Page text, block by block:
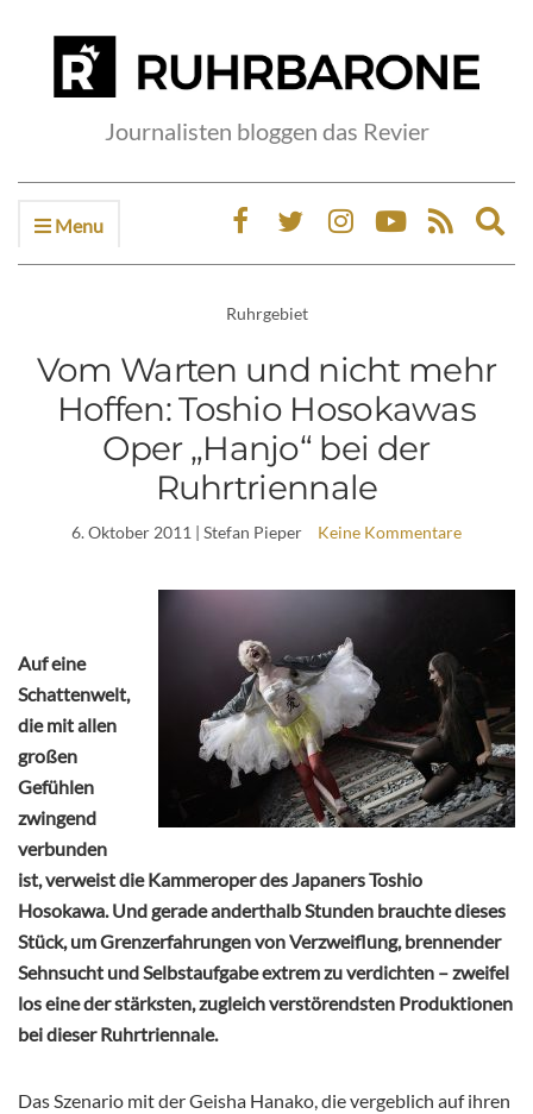
Journalisten bloggen das Revier
Menu
Ruhrgebiet
Vom Warten und nicht mehr
Hoffen: Toshio Hosokawas
Oper „Hanjo“ bei der
Ruhrtriennale
6. Oktober 2011 | Stefan Pieper Keine Kommentare
Auf eine
Schattenwelt,
die mit allen
großen
Gefühlen
zwingend
verbunden
ist, verweist die Kammeroper des Japaners Toshio
Hosokawa. Und gerade anderthalb Stunden brauchte dieses
Stück, um Grenzerfahrungen von Verzweiflung, brennender
Sehnsucht und Selbstaufgabe extrem zu verdichten – zweifel
los eine der stärksten, zugleich verstörendsten Produktionen
bei dieser Ruhrtriennale.
Das Szenario mit der Geisha Hanako, die vergeblich auf ihren